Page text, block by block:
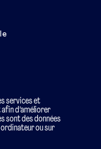
services et
d’améliorer
sont des données
ou sur